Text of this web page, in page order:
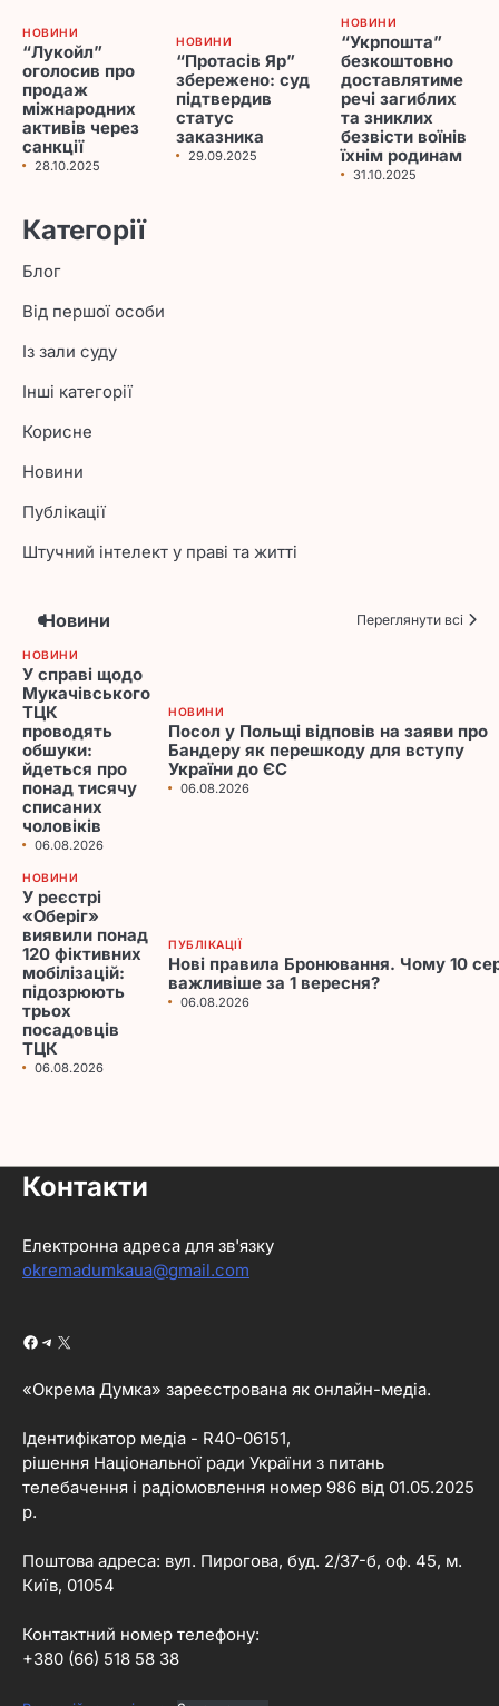
НОВИНИ
“Лукойл”
оголосив про
продаж
міжнародних
активів через
санкції
28.10.2025
НОВИНИ
“Протасів Яр”
збережено: суд
підтвердив
статус
заказника
29.09.2025
НОВИНИ
“Укрпошта”
безкоштовно
доставлятиме
речі загиблих
та зниклих
безвісти воїнів
їхнім родинам
31.10.2025
Категорії
Блог
Від першої особи
Із зали суду
Інші категорії
Корисне
Новини
Публікації
Штучний інтелект у праві та житті
Новини Переглянути всі
НОВИНИ
У справі щодо
Мукачівського
ТЦК
проводять
обшуки:
йдеться про
понад тисячу
списаних
чоловіків
06.08.2026
НОВИНИ
Посол у Польщі відповів на заяви про
Бандеру як перешкоду для вступу
України до ЄС
06.08.2026
НОВИНИ
У реєстрі
«Оберіг»
виявили понад
120 фіктивних
мобілізацій:
підозрюють
трьох
посадовців
ТЦК
06.08.2026
ПУБЛІКАЦІЇ
Нові правила Бронювання. Чому 10
важливіше за 1 вересня?
06.08.2026
Контакти
Електронна адреса для зв'язку
okremadumkaua@gmail.com
Facebook
Telegram
X
«Окрема Думка» зареєстрована як онлайн-медіа.
Ідентифікатор медіа - R40-06151,
рішення Національної ради України з питань
телебачення і радіомовлення номер 986 від 01.05.2025
р.
Поштова адреса: вул. Пирогова, буд. 2/37-б, оф. 45, м.
Київ, 01054
Контактний номер телефону:
+380 (66) 518 58 38